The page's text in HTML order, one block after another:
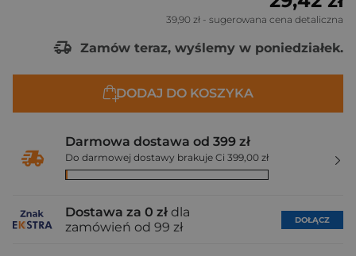
39,90 zł - sugerowana cena detaliczna
Zamów teraz, wyślemy w poniedziałek.
DODAJ DO KOSZYKA
Darmowa dostawa od 399 zł
Do darmowej dostawy brakuje Ci 399,00 zł
Dostawa za 0 zł dla
zamówień od 99 zł
DOŁĄCZ